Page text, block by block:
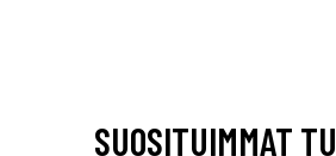
SUOSITUIMMAT